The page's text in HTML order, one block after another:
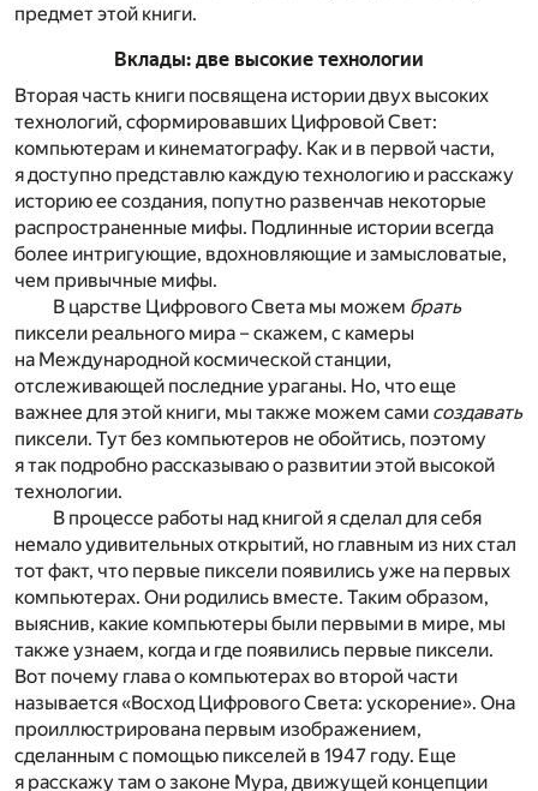
предмет этой книги.
Вклады: две высокие технологии
Вторая часть книги посвящена истории двух высоких
технологий, сформировавших Цифровой Свет:
компьютерам и кинематографу. Как и в первой части,
я доступно представлю каждую технологию и расскажу
историю ее создания, попутно развенчав некоторые
распространенные мифы. Подлинные истории всегда
более интригующие, вдохновляющие и замысловатые,
чем привычные мифы.
В царстве Цифрового Света мы можем брать
пиксели реального мира – скажем, с камеры
на Международной космической станции,
отслеживающей последние ураганы. Но, что еще
важнее для этой книги, мы также можем сами создавать
пиксели. Тут без компьютеров не обойтись, поэтому
я так подробно рассказываю о развитии этой высокой
технологии.
В процессе работы над книгой я сделал для себя
немало удивительных открытий, но главным из них стал
тот факт, что первые пиксели появились уже на первых
компьютерах. Они родились вместе. Таким образом,
выяснив, какие компьютеры были первыми в мире, мы
также узнаем, когда и где появились первые пиксели.
Вот почему глава о компьютерах во второй части
называется «Восход Цифрового Света: ускорение». Она
проиллюстрирована первым изображением,
сделанным с помощью пикселей в 1947 году. Еще
я расскажу там о законе Мура, движущей концепции